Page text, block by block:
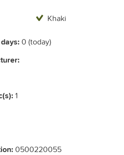
Khaki
0 (today)
1
0500220055